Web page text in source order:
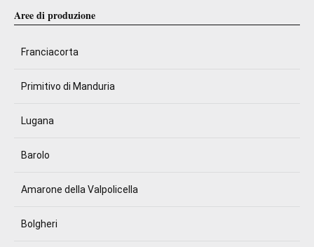
Aree di produzione
Franciacorta
Primitivo di Manduria
Lugana
Barolo
Amarone della Valpolicella
Bolgheri